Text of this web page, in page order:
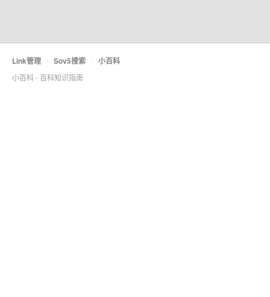
Link管理 · Sov5搜索 · 小百科
小百科 - 百科知识指南